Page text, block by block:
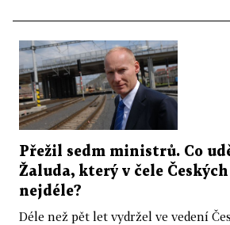
Přežil sedm ministrů. Co
Žaluda, který v čele
nejdéle?
Déle než pět let vydržel ve vedení